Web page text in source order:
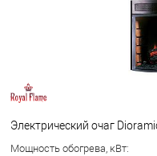
Электрический очаг
Мощность обогрева, кВт: